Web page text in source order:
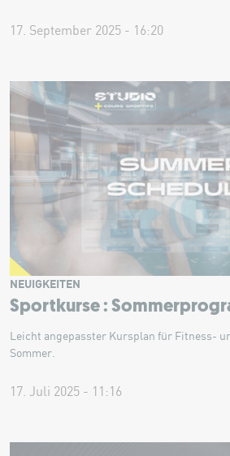
17. September 2025 - 16:20
Sportkurse :
NEUIGKEITEN
Leicht angepasster Kursplan für Fitness-
Sommer.
17. Juli 2025 - 11:16